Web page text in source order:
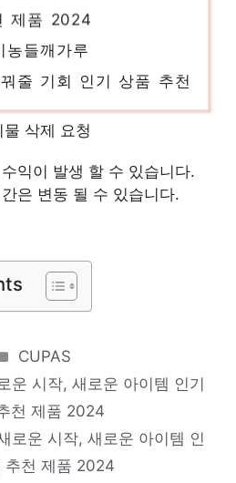
리강력분
2024
품 2024
마을쌀가루
제품 2024
밀가루
껴보세요! 인기 상품 추천
품 2024
물 삭제 요청
익이 발생 할 수 있습니다.
은 변동 될 수 있습니다.
Categories
CUPAS
운 시작, 새로운 아이템 인기
천 제품 2024
로운 시작, 새로운 아이템 인
추천 제품 2024